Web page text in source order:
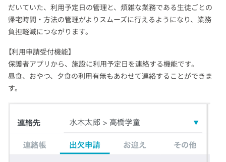
だいていた、利用予定日の管理と、煩雑な業務である生徒ごとの
帰宅時間・方法の管理がよりスムーズに行えるようになり、業務
負担軽減につながります。
【利用申請受付機能】
保護者アプリから、施設に利用予定日を連絡する機能です。
昼食、おやつ、夕食の利用有無もあわせて連絡することができま
す。